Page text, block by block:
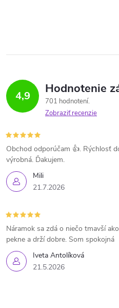
4,9 Hodnotenie
701 hodnotení
Zobraziť recenzie
Mili
21.7.2026
Obchod odporúčam 👍. Rýchlosť
výrobná. Ďakujem.
Iveta Antolíková
21.5.2026
Náramok sa zdá o niečo tmavší
pekne a drží dobre. Som spokojná